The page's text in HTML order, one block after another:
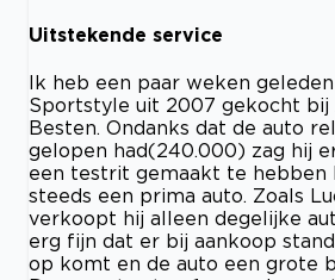
Uitstekende service
Ik heb een paar weken
Sportstyle uit 2007 gekocht
Besten. Ondanks dat de auto
gelopen had(240.000) zag hij
een testrit gemaakt te hebben
steeds een prima auto. Zoals
verkoopt hij alleen degelijke
erg fijn dat er bij aankoop
op komt en de auto een grote